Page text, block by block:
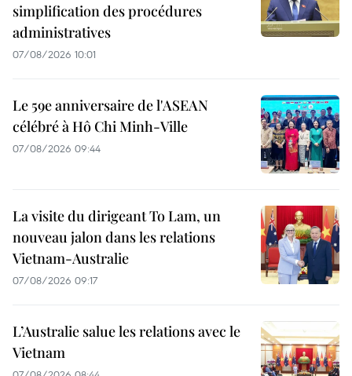
simplification des procédures
administratives
07/08/2026 10:01
Le 59e anniversaire de l'ASEAN
célébré à Hô Chi Minh-Ville
07/08/2026 09:44
La visite du dirigeant To Lam, un
nouveau jalon dans les relations
Vietnam-Australie
07/08/2026 09:17
L’Australie salue les relations avec le
Vietnam